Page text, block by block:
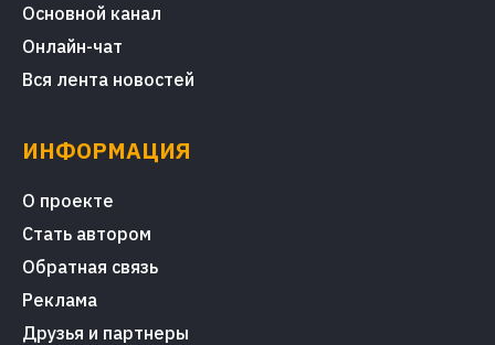
Основной канал
Онлайн-чат
Вся лента новостей
ИНФОРМАЦИЯ
О проекте
Стать автором
Обратная связь
Реклама
Друзья и партнеры